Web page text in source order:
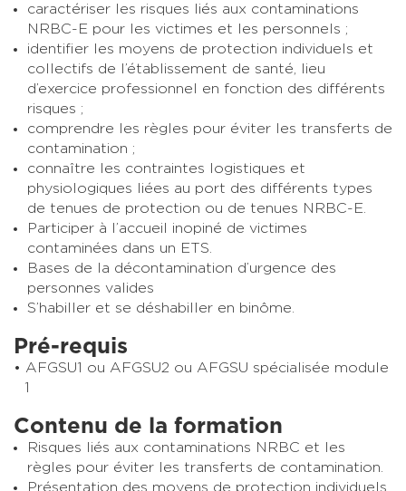
caractériser les risques liés aux contaminations
NRBC-E pour les victimes et les personnels ;
identifier les moyens de protection individuels et
collectifs de l’établissement de santé, lieu
d’exercice professionnel en fonction des différents
risques ;
comprendre les règles pour éviter les transferts de
contamination ;
connaître les contraintes logistiques et
physiologiques liées au port des différents types
de tenues de protection ou de tenues NRBC-E.
Participer à l’accueil inopiné de victimes
contaminées dans un ETS.
Bases de la décontamination d’urgence des
personnes valides
S’habiller et se déshabiller en binôme.
Pré-requis
AFGSU1 ou AFGSU2 ou AFGSU spécialisée module
1
Contenu de la formation
Risques liés aux contaminations NRBC et les
règles pour éviter les transferts de contamination.
Présentation des moyens de protection individuels